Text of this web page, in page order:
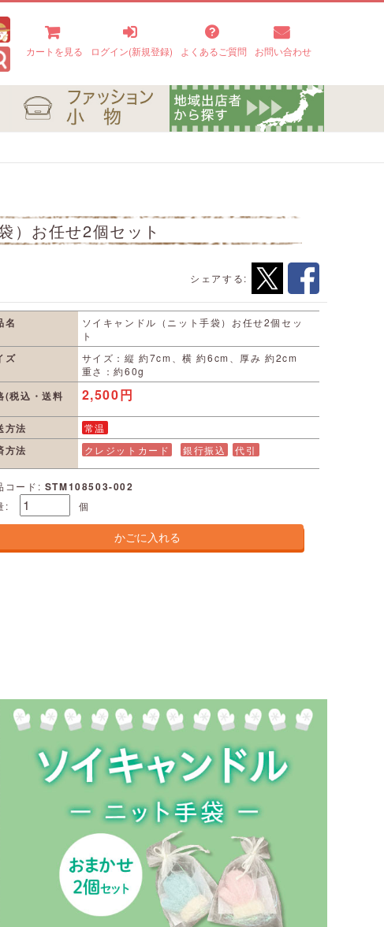
カートを見る ログイン(新規登録) よくあるご質問 お問い合わせ
）お任せ2個セット
シェアする:
名
ソイキャンドル（ニット手袋）お任せ2個セッ
ト
ズ
サイズ：縦 約7cm、横 約6cm、厚み 約2cm
重さ：約60g
(税込・送料
2,500円
方法 常温
方法 クレジットカード 銀行振込 代引
コード: STM108503-002
: 個